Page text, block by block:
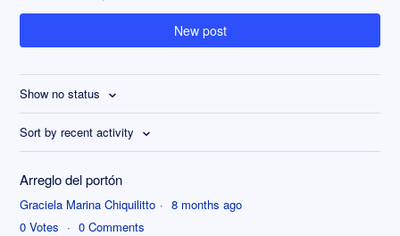
New post
Show no status
Sort by recent activity
Arreglo del portón
Graciela Marina Chiquilitto
8 months ago
0 Votes 0 Comments